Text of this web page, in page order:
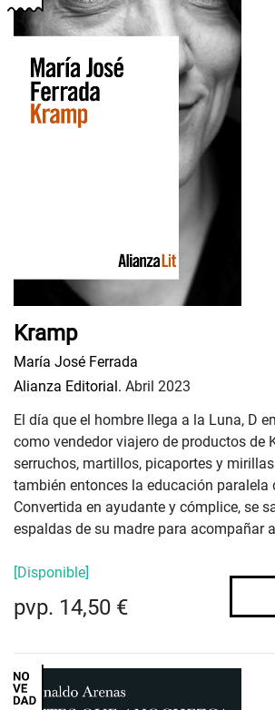
Kramp
María José Ferrada
Alianza Editorial. Abril 2023
El día que el hombre llega a la Luna, D
como vendedor viajero de productos de
serruchos, martillos, picaportes y
también entonces la educación paralela
Convertida en ayudante y cómplice, se
espaldas de su madre para acompañar
[Disponible]
pvp. 14,50 €